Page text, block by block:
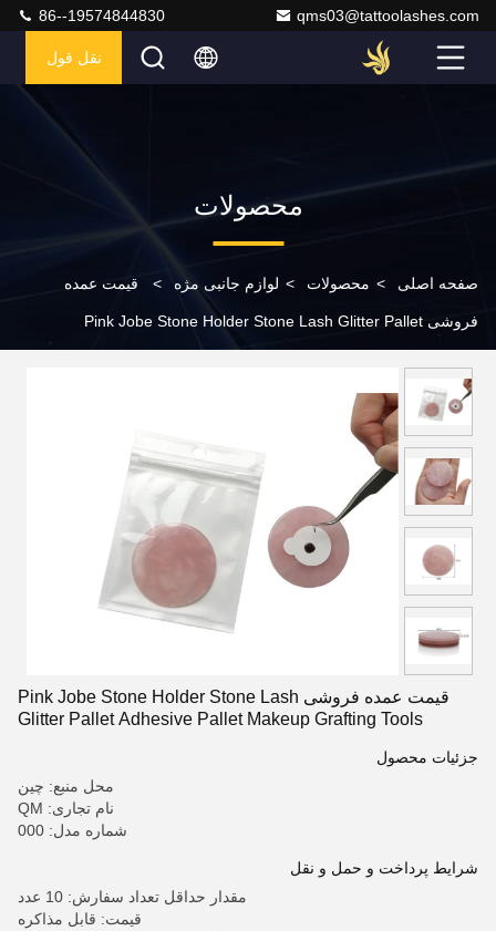
qms03@tattoolashes.com
86--19574844830
نقل قول
محصولات
صفحه اصلی > محصولات > لوازم جانبی مژه > قیمت عمده
فروشی Pink Jobe Stone Holder Stone Lash Glitter Pallet
قیمت عمده فروشی Pink Jobe Stone Holder Stone Lash
Glitter Pallet Adhesive Pallet Makeup Grafting Tools
جزئیات محصول
محل منبع: چین
نام تجاری: QM
شماره مدل: 000
شرایط پرداخت و حمل و نقل
مقدار حداقل تعداد سفارش: 10 عدد
قیمت: قابل مذاکره